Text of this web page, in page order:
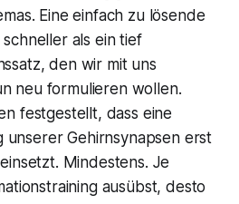
Eine einfach zu lösende
als ein tief
den wir mit uns
neu formulieren wollen.
festgestellt, dass eine
unserer Gehirnsynapsen erst
Mindestens. Je
ausübst, desto